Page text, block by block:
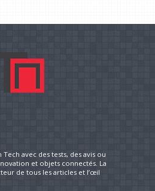
avec des tests, des avis ou
et objets connectés. La
de tous les articles et l’œil